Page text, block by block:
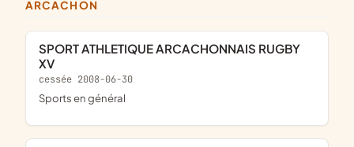
ARCACHON
SPORT ATHLETIQUE ARCACHONNAIS RUGBY
XV
cessée 2008-06-30
sports en général